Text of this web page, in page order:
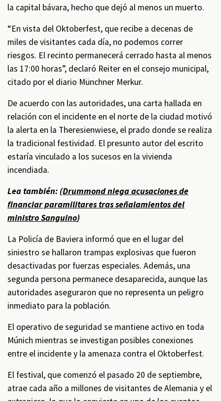
la capital bávara, hecho que dejó al menos un muerto.
“En vista del Oktoberfest, que recibe a decenas de
miles de visitantes cada día, no podemos correr
riesgos. El recinto permanecerá cerrado hasta al menos
las 17:00 horas”, declaró Reiter en el consejo municipal,
citado por el diario Münchner Merkur.
De acuerdo con las autoridades, una carta hallada en
relación con el incidente en el norte de la ciudad motivó
la alerta en la Theresienwiese, el prado donde se realiza
la tradicional festividad. El presunto autor del escrito
estaría vinculado a los sucesos en la vivienda
incendiada.
Lea también: (Drummond niega acusaciones de
financiar paramilitares tras señalamientos del
ministro Sanguino)
La Policía de Baviera informó que en el lugar del
siniestro se hallaron trampas explosivas que fueron
desactivadas por fuerzas especiales. Además, una
segunda persona permanece desaparecida, aunque las
autoridades aseguraron que no representa un peligro
inmediato para la población.
El operativo de seguridad se mantiene activo en toda
Múnich mientras se investigan posibles conexiones
entre el incidente y la amenaza contra el Oktoberfest.
El festival, que comenzó el pasado 20 de septiembre,
atrae cada año a millones de visitantes de Alemania y el